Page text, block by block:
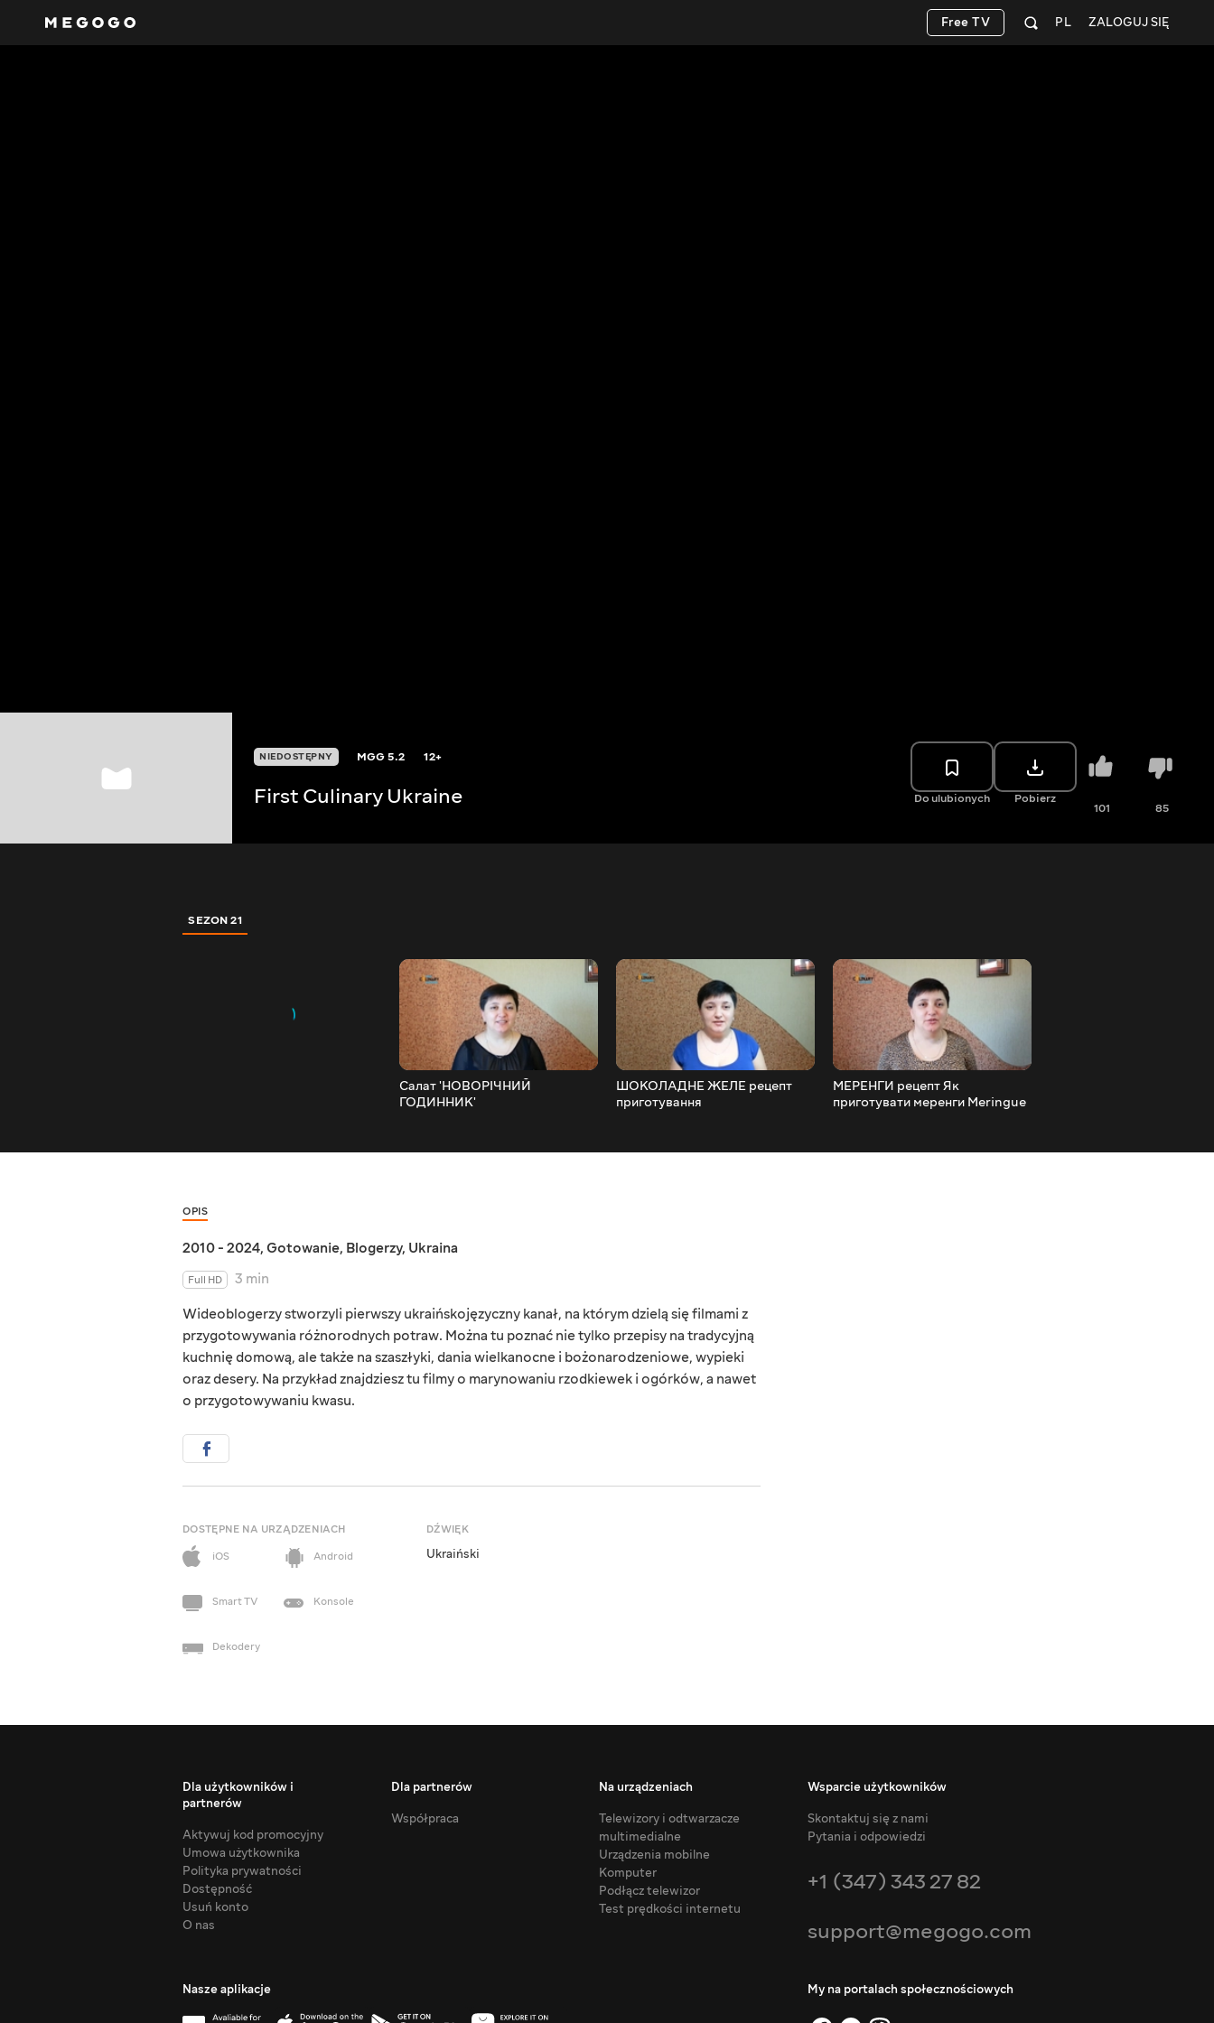
ZALOGUJ SIĘ
PL
Free TV
NIEDOSTĘPNY MGG5.2 12+
First Culinary Ukraine Do ulubionych Pobierz
101 85
SEZON 21
Салат 'НОВОРІЧНИЙ
ГОДИННИК'
ШОКОЛАДНЕ ЖЕЛЕ рецепт
приготування
МЕРЕНГИ рецепт Як
приготувати меренги Meringue
OPIS
2010 - 2024, Gotowanie, Blogerzy, Ukraina
Full HD
3 min
Wideoblogerzy stworzyli pierwszy ukraińskojęzyczny kanał, na którym dzielą się filmami z
przygotowywania różnorodnych potraw. Można tu poznać nie tylko przepisy na tradycyjną
kuchnię domową, ale także na szaszłyki, dania wielkanocne i bożonarodzeniowe, wypieki
oraz desery. Na przykład znajdziesz tu filmy o marynowaniu rzodkiewek i ogórków, a nawet
o przygotowywaniu kwasu.
DOSTĘPNE NA URZĄDZENIACH
iOS
Android
Smart TV Konsole
Dekodery
DŹWIĘK
Ukraiński
Dla użytkowników i
partnerów
Aktywuj kod promocyjny
Umowa użytkownika
Polityka prywatności
Dostępność
Usuń konto
O nas
Dla partnerów
Współpraca
Na urządzeniach
Telewizory i odtwarzacze
multimedialne
Urządzenia mobilne
Komputer
Podłącz telewizor
Test prędkości internetu
Wsparcie użytkowników
Skontaktuj się z nami
Pytania i odpowiedzi
+1 (347) 343 27 82
support@megogo.com
Nasze aplikacje My na portalach społecznościowych